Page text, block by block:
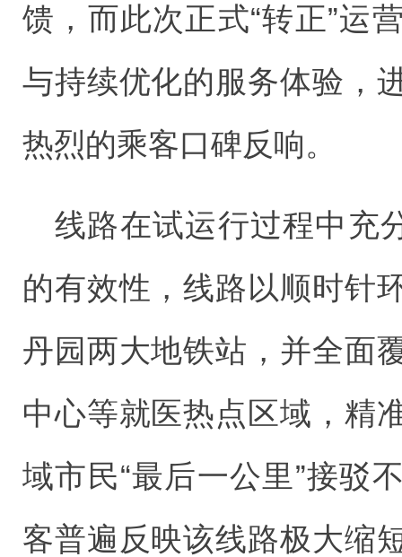
馈，而此次正式“转正”运
与持续优化的服务体验，
热烈的乘客口碑反响。
线路在试运行过程中充
的有效性，线路以顺时针
丹园两大地铁站，并全面
中心等就医热点区域，精
域市民“最后一公里”接驳
客普遍反映该线路极大缩